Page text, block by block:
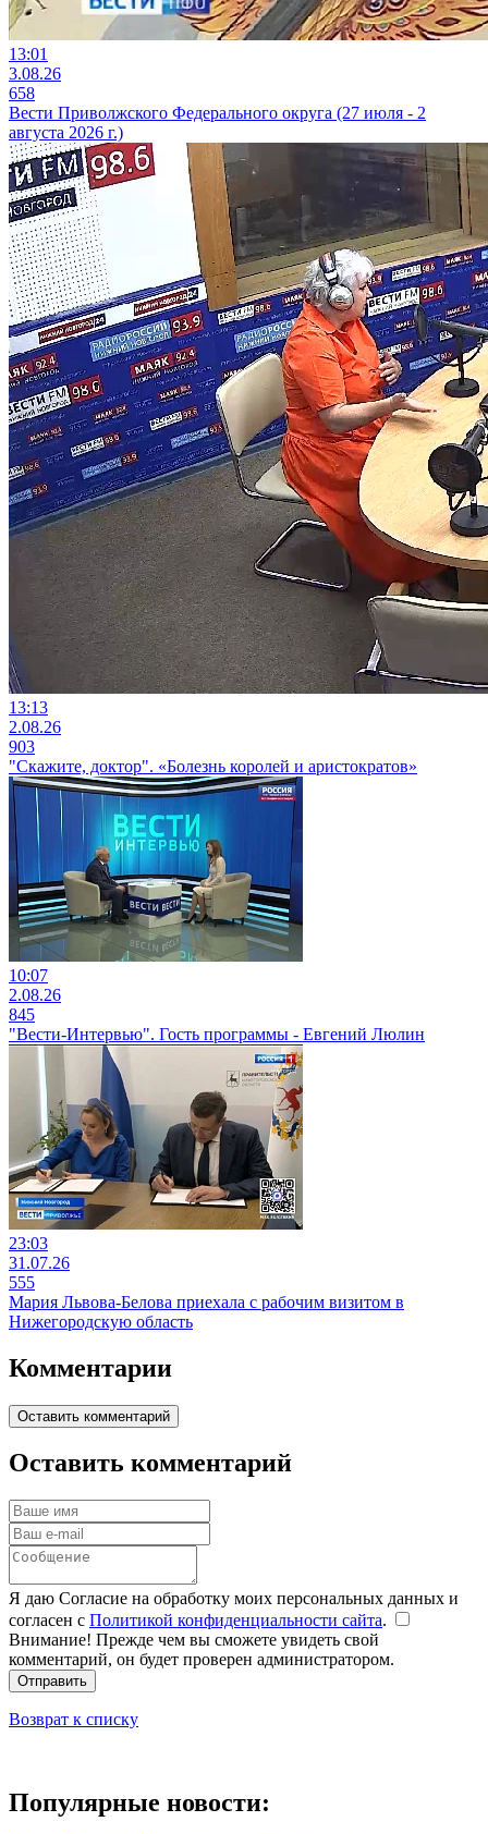
13:01
3.08.26
658
Вести Приволжского Федерального округа (27 июля - 2
августа 2026 г.)
13:13
2.08.26
903
"Скажите, доктор". «Болезнь королей и аристократов»
10:07
2.08.26
845
"Вести-Интервью". Гость программы - Евгений Люлин
23:03
31.07.26
555
Мария Львова-Белова приехала с рабочим визитом в
Нижегородскую область
Комментарии
Оставить комментарий
Оставить комментарий
Я даю Согласие на обработку моих персональных данных и
согласен с Политикой конфиденциальности сайта.
Внимание! Прежде чем вы сможете увидеть свой
комментарий, он будет проверен администратором.
Отправить
Возврат к списку
Популярные новости: